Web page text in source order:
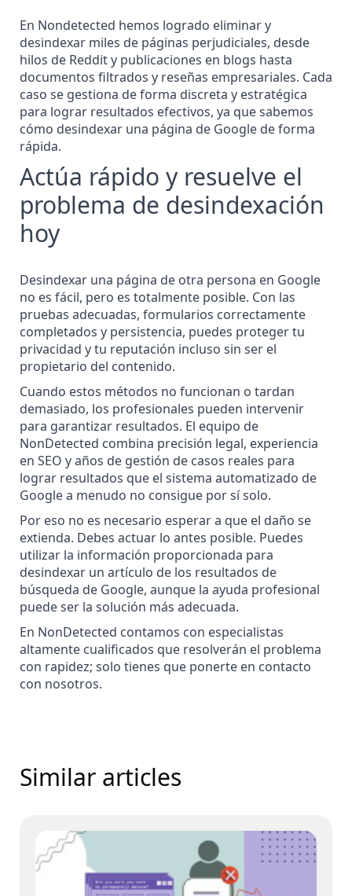
En Nondetected hemos logrado eliminar y
desindexar miles de páginas perjudiciales, desde
hilos de Reddit y publicaciones en blogs hasta
documentos filtrados y reseñas empresariales. Cada
caso se gestiona de forma discreta y estratégica
para lograr resultados efectivos, ya que sabemos
cómo desindexar una página de Google de forma
rápida.
Actúa rápido y resuelve el
problema de desindexación
hoy
Desindexar una página de otra persona en Google
no es fácil, pero es totalmente posible. Con las
pruebas adecuadas, formularios correctamente
completados y persistencia, puedes proteger tu
privacidad y tu reputación incluso sin ser el
propietario del contenido.
Cuando estos métodos no funcionan o tardan
demasiado, los profesionales pueden intervenir
para garantizar resultados. El equipo de
NonDetected combina precisión legal, experiencia
en SEO y años de gestión de casos reales para
lograr resultados que el sistema automatizado de
Google a menudo no consigue por sí solo.
Por eso no es necesario esperar a que el daño se
extienda. Debes actuar lo antes posible. Puedes
utilizar la información proporcionada para
desindexar un artículo de los resultados de
búsqueda de Google, aunque la ayuda profesional
puede ser la solución más adecuada.
En NonDetected contamos con especialistas
altamente cualificados que resolverán el problema
con rapidez; solo tienes que ponerte en contacto
con nosotros.
Similar articles